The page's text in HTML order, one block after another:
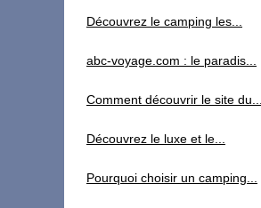
Découvrez le camping les...
abc-voyage.com : le paradis...
Comment découvrir le site du...
Découvrez le luxe et le...
Pourquoi choisir un camping...